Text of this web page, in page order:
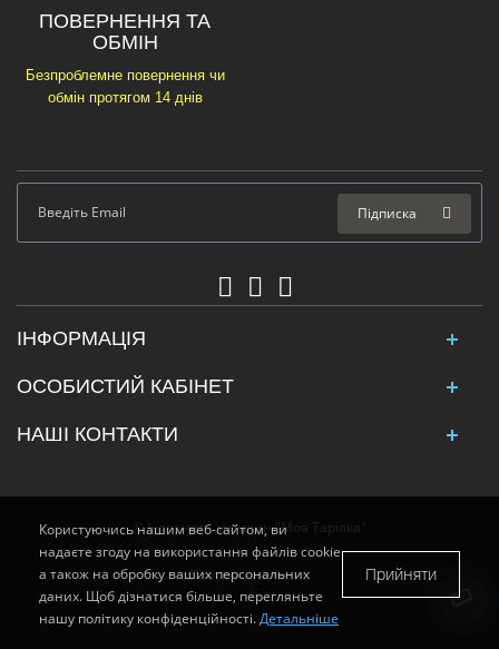
ПОВЕРНЕННЯ ТА
ОБМІН
Безпроблемне повернення чи
обмін протягом 14 днів
Підписка
ІНФОРМАЦІЯ
ОСОБИСТИЙ КАБІНЕТ
НАШІ КОНТАКТИ
© Інтернет - магазин "Моя Тарілка"
Платіжні системи:
Користуючись нашим веб-сайтом, ви
надаєте згоду на використання файлів cookie
а також на обробку ваших персональних
даних. Щоб дізнатися більше, перегляньте
нашу політику конфіденційності.Детальніше
Прийняти